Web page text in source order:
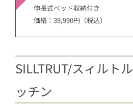
伸長式ベッド収納付き
価格：39,990円（税込）
SILLTRUT/スィルト
ッチン